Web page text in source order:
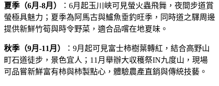
夏季（6月-8月）
：6月起玉川峡可見螢火蟲飛舞，夜間步道賞
螢極具魅力；夏季為阿馬古與鱸魚垂釣旺季，同時道之驛周邊
提供新鮮竹筍與時令野菜，適合品嚐在地夏味。
秋季（9月-11月）
：9月起可見富士柿樹葉轉紅，結合高野山
町石道徒步，景色宜人；11月舉辦大収穫祭IN九度山，現場
可品嘗新鮮富有柿與柿製點心，體驗農產直銷與傳統技藝。